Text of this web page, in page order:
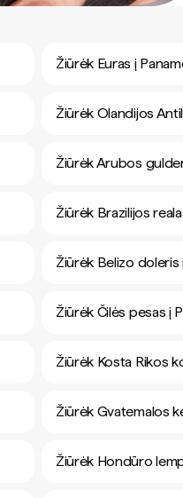
Žiūrėk Euras į
Žiūrėk Olandijos
Žiūrėk Arubos
Žiūrėk Brazilijos
Žiūrėk Belizo
Žiūrėk Čilės pesas į
Žiūrėk Kosta Rikos
Žiūrėk Gvatemalos
Žiūrėk Hondūro